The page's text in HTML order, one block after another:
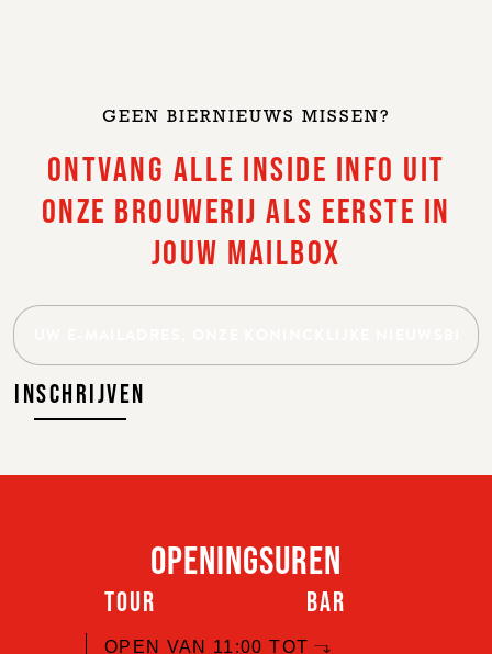
JA, IK BEN OUD GENOEG OM BIER TE
GEEN BIERNIEUWS MISSEN?
ONTVANG ALLE INSIDE INFO UIT
ONZE BROUWERIJ ALS EERSTE IN
JOUW MAILBOX
INSCHRIJVEN
OPENINGSUREN
TOUR BAR
OPEN VAN 11:00 TOT